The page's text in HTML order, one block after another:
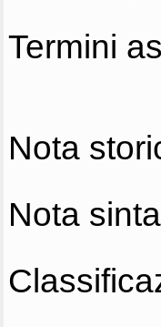
Termini
Nota
Nota